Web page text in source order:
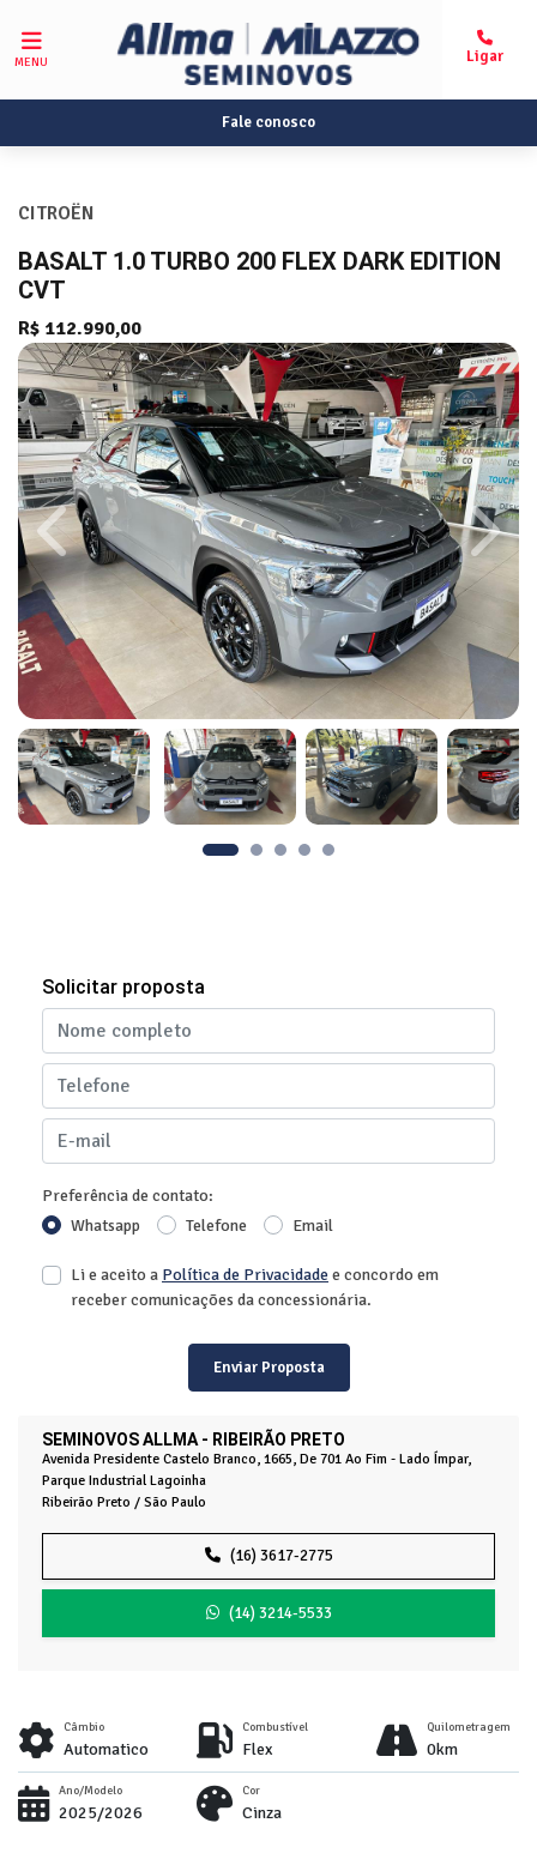
MENU
Fale conosco
CITROËN
BASALT 1.0 TURBO 200 FLEX DARK EDITION
CVT
R$ 112.990,00
Previous Next
SEMINOVOS ALLMA - RIBEIRÃO PRETO
Avenida Presidente Castelo Branco, 1665, De 701 Ao Fim - Lado Ímpar,
Parque Industrial Lagoinha
Ribeirão Preto / São Paulo
(16) 3617-2775
(14) 3214-5533
Solicitar proposta
Preferência de contato:
Whatsapp
Telefone Email
Li e aceito a Política de Privacidadee concordo em
receber comunicações da concessionária.
Enviar Proposta
Câmbio
Automatico
Combustível
Flex
Quilometragem
0km
Ano/Modelo
2025/2026
Cor
Cinza